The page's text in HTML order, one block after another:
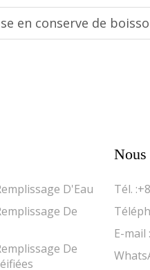
de boissons sur les lignes de
D'Eau
De
De
Nous
Tél. :
E-mail :